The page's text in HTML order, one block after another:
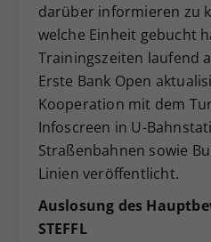
darüber informieren zu
welche Einheit gebucht
Trainingszeiten laufend
Erste Bank Open
Kooperation mit dem
Infoscreen in U-
Straßenbahnen sowie
Linien veröffentlicht.
Auslosung des
STEFFL